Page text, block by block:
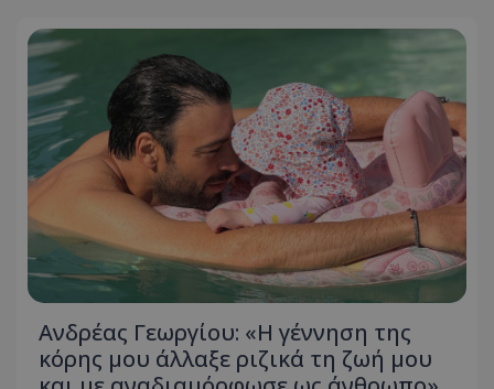
Ανδρέας Γεωργίου: «Η γέννηση της
κόρης μου άλλαξε ριζικά τη ζωή μου